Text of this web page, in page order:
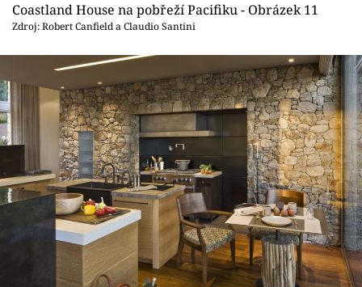
Coastland House na pobřeží Pacifiku - Obrázek 11
Zdroj: Robert Canfield a Claudio Santini